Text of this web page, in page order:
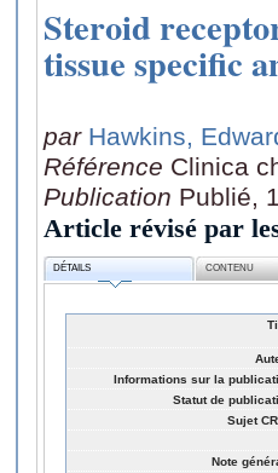
Steroid
tissue specific
par Hawkins,
Référence Clinica
Publication Publié,
Article révisé par
DÉTAILS CONTENU
Informations sur la
Statut de
Sujet
Note